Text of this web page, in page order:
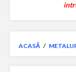
ACASĂ /